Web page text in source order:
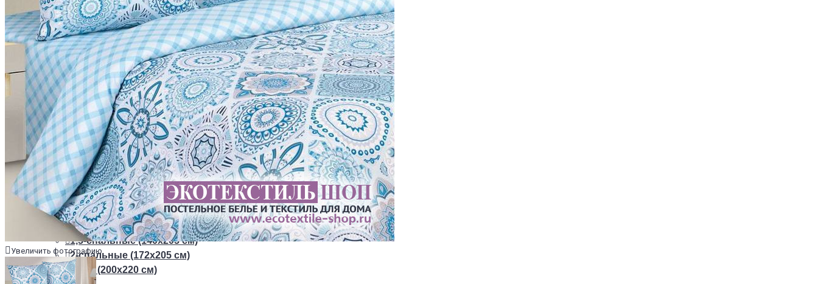
2-спальное
Евро
Семейное
ТКАНИ
Из сатина
Из сатин-жаккарда
ПОСТЕЛЬНОЕ БЕЛЬЕ НА РЕЗИНКЕ
+
ОДЕЯЛА
РАЗМЕРЫ
1,5-спальные (140х205 см)
2-спальные (172х205 см)
Евро (200х220 см)
Увеличить фотографию